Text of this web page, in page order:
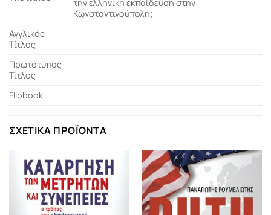
την ελληνική εκπαίδευση στην
Κωνσταντινούπολη;
Αγγλικός
Τίτλος
Πρωτότυπος
Τίτλος
Flipbook
ΣΧΕΤΙΚΆ ΠΡΟΪΌΝΤΑ